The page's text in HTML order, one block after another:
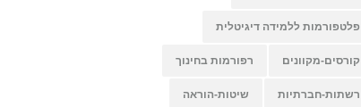
פלטפורמות ללמידה דיגיטלית
קורסים-מקוונים רפורמות בחינוך
רשתות-חברתיות שיטות-הוראה